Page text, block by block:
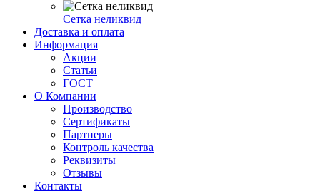
Сетка неликвид
Доставка и оплата
Информация
Акции
Статьи
ГОСТ
О Компании
Производство
Сертификаты
Партнеры
Контроль качества
Реквизиты
Отзывы
Контакты